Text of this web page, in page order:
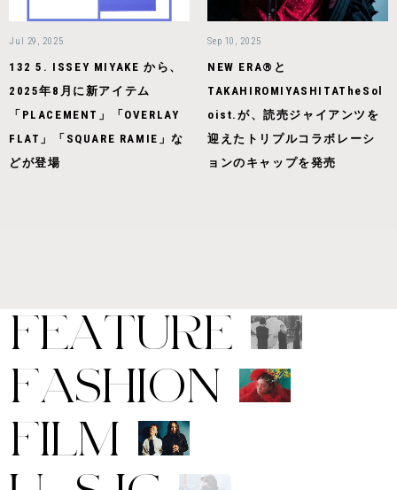
Jul 29, 2025
132 5. ISSEY MIYAKE から、
2025年8月に新アイテム
「PLACEMENT」「OVERLAY
FLAT」「SQUARE RAMIE」な
どが登場
Sep 10, 2025
NEW ERA®と
TAKAHIROMIYASHITATheSol
oist.が、読売ジャイアンツを
迎えたトリプルコラボレーシ
ョンのキャップを発売
FEATURE
FASHION
FILM